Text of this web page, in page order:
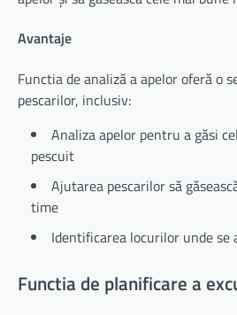
Avantaje
Functia de analiză a apelor oferă o
pescarilor, inclusiv:
Analiza apelor pentru a găsi
pescuit
Ajutarea pescarilor să
time
Identificarea locurilor unde se
Functia de planificare a